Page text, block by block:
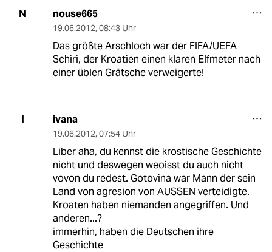
N nouse665
19.06.2012, 08:43 Uhr
Das größte Arschloch war der FIFA/UEFA
Schiri, der Kroatien einen klaren Elfmeter nach
einer üblen Grätsche verweigerte!
I ivana
19.06.2012, 07:54 Uhr
Liber aha, du kennst die krostische Geschichte
nicht und deswegen weoisst du auch nicht
vovon du redest. Gotovina war Mann der sein
Land von agresion von AUSSEN verteidigte.
Kroaten haben niemanden angegriffen. Und
anderen...?
immerhin, haben die Deutschen ihre
Geschichte